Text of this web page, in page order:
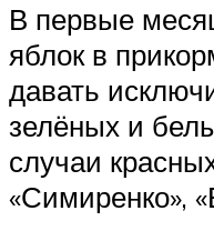
В первые
яблок в
давать
зелёных и
случаи
«Симиренко»,